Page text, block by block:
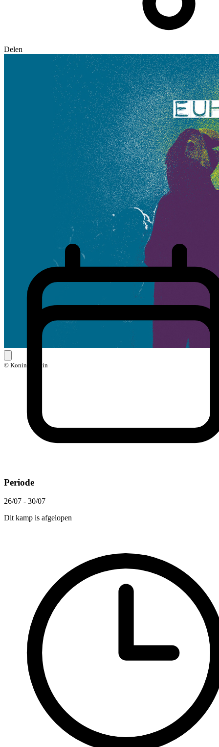
Delen
© Koning Kevin
Periode
26/07 - 30/07
Dit kamp is afgelopen